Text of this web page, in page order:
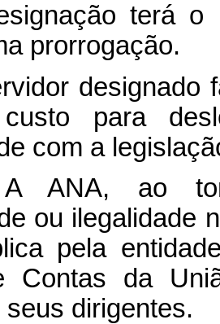
terá
prorrogação.
designado
para
com a
ANA, ao
ou ilegalidade
pela
Contas da
dirigentes.